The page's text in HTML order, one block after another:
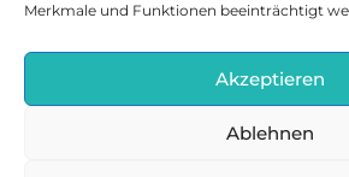
Merkmale und Funktionen beeinträchtigt
Akzeptieren
Ablehnen
Cookie-Richtlinie